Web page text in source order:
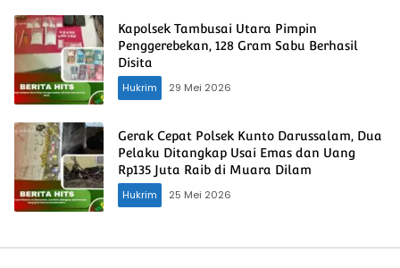
Kapolsek Tambusai Utara Pimpin
Penggerebekan, 128 Gram Sabu Berhasil
Disita
Hukrim
29 Mei 2026
Gerak Cepat Polsek Kunto Darussalam, Dua
Pelaku Ditangkap Usai Emas dan Uang
Rp135 Juta Raib di Muara Dilam
Hukrim
25 Mei 2026